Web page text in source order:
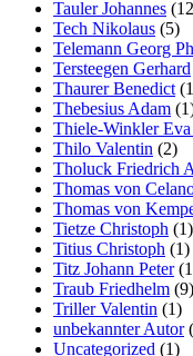
Tauler Johannes
Tech Nikolaus (5)
Telemann Georg
Tersteegen Gerhard
Thaurer Benedict
Thebesius Adam
Thiele-Winkler
Thilo Valentin (2)
Tholuck Friedrich
Thomas von
Thomas von
Tietze Christoph (1)
Titius Christoph (1)
Titz Johann Peter
Traub Friedhelm (9)
Triller Valentin (1)
unbekannter Autor
Uncategorized (1)